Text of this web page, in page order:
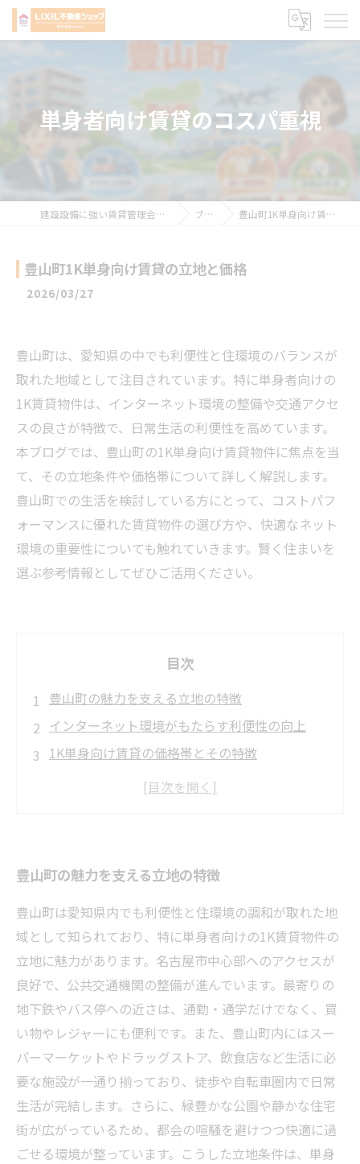
単身者向け賃貸のコスパ重視
建設設備に強い賃貸管理会社 株式会社sqced ブログ 豊山町1K単身向け賃貸の立地と価格
豊山町1K単身向け賃貸の立地と価格
2026/03/27
豊山町は、愛知県の中でも利便性と住環境のバランスが
取れた地域として注目されています。特に単身者向けの
1K賃貸物件は、インターネット環境の整備や交通アクセ
スの良さが特徴で、日常生活の利便性を高めています。
本ブログでは、豊山町の1K単身向け賃貸物件に焦点を当
て、その立地条件や価格帯について詳しく解説します。
豊山町での生活を検討している方にとって、コストパフ
ォーマンスに優れた賃貸物件の選び方や、快適なネット
環境の重要性についても触れていきます。賢く住まいを
選ぶ参考情報としてぜひご活用ください。
目次
豊山町の魅力を支える立地の特徴
インターネット環境がもたらす利便性の向上
1K単身向け賃貸の価格帯とその特徴
賃貸物件選びで重視したいポイントとコスパの
豊山町の魅力を支える立地の特徴
豊山町は愛知県内でも利便性と住環境の調和が取れた地
域として知られており、特に単身者向けの1K賃貸物件の
立地に魅力があります。名古屋市中心部へのアクセスが
良好で、公共交通機関の整備が進んでいます。最寄りの
地下鉄やバス停への近さは、通勤・通学だけでなく、買
い物やレジャーにも便利です。また、豊山町内にはスー
パーマーケットやドラッグストア、飲食店など生活に必
要な施設が一通り揃っており、徒歩や自転車圏内で日常
生活が完結します。さらに、緑豊かな公園や静かな住宅
街が広がっているため、都会の喧騒を避けつつ快適に過
ごせる環境が整っています。こうした立地条件は、単身